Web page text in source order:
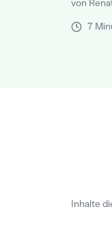
von
7
Inhalte